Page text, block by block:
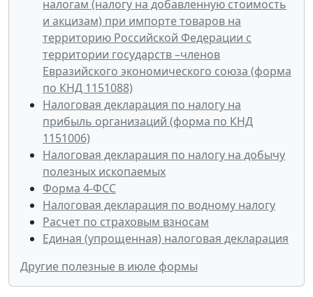
налогам (налогу на добавленную стоимость
и акцизам) при импорте товаров на
территорию Российской Федерации с
территории государств –членов
Евразийского экономического союза (форма
по КНД 1151088)
Налоговая декларация по налогу на
прибыль организаций (форма по КНД
1151006)
Налоговая декларация по налогу на добычу
полезных ископаемых
Форма 4-ФСС
Налоговая декларация по водному налогу
Расчет по страховым взносам
Единая (упрощенная) налоговая декларация
Другие полезные в июле формы